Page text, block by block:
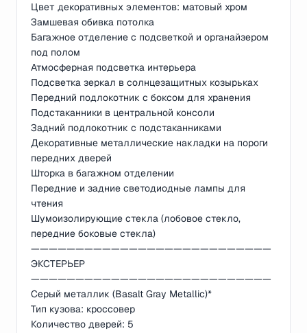
Цвет декоративных элементов: матовый хром
Замшевая обивка потолка
Багажное отделение с подсветкой и органайзером
под полом
Атмосферная подсветка интерьера
Подсветка зеркал в солнцезащитных козырьках
Передний подлокотник с боксом для хранения
Подстаканники в центральной консоли
Задний подлокотник с подстаканниками
Декоративные металлические накладки на пороги
передних дверей
Шторка в багажном отделении
Передние и задние светодиодные лампы для
чтения
Шумоизолирующие стекла (лобовое стекло,
передние боковые стекла)
———————————————————————————
ЭКСТЕРЬЕР
———————————————————————————
Серый металлик (Basalt Gray Metallic)*
Тип кузова: кроссовер
Количество дверей: 5